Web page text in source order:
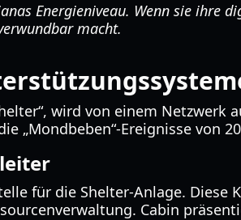
Energieniveau. Wenn sie
macht.
wird von einem
„Mondbeben“-Ereignisse von
für die Shelter-Anlage. Diese
Cabin